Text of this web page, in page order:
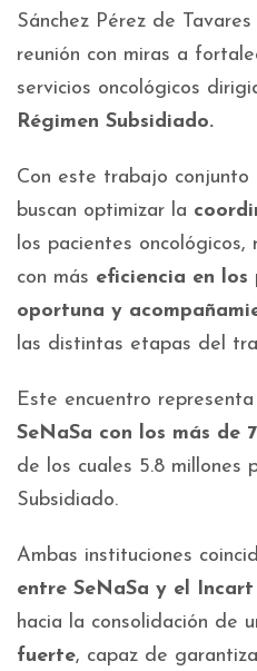
Sánchez Pérez de Tavares
reunión con miras a
servicios oncológicos
Régimen Subsidiado.
Con este trabajo conjunto
buscan optimizar la
los pacientes
con más eficiencia en los
oportuna y
las distintas etapas del
Este encuentro
SeNaSa con los más de
de los cuales 5.8 millones
Subsidiado.
Ambas instituciones
entre SeNaSa y el Incart
hacia la consolidación de
fuerte, capaz de